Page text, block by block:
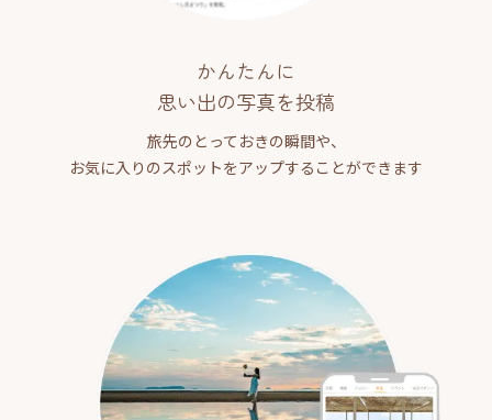
かんたんに
思い出の写真を投稿
旅先のとっておきの瞬間や、
お気に入りのスポットをアップすることができます